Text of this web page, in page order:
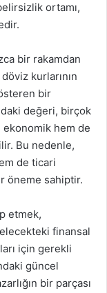
ortamı,
bir rakamdan
kurlarının
bir
değeri, birçok
hem de
Bu nedenle,
de ticari
öneme sahiptir.
etmek,
finansal
için gerekli
güncel
bir parçası